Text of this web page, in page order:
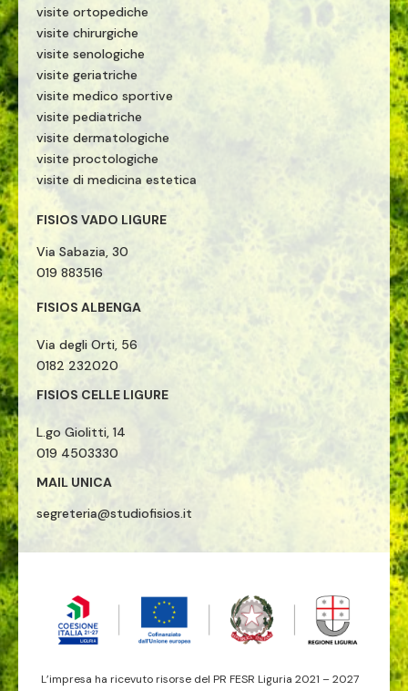
visite ortopediche
visite chirurgiche
visite senologiche
visite geriatriche
visite medico sportive
visite pediatriche
visite dermatologiche
visite proctologiche
visite di medicina estetica
FISIOS VADO LIGURE
Via Sabazia, 30
019 883516
FISIOS ALBENGA
Via degli Orti, 56
0182 232020
FISIOS CELLE LIGURE
L.go Giolitti, 14
019 4503330
MAIL UNICA
segreteria@studiofisios.it
L’impresa ha ricevuto risorse del PR FESR Liguria 2021 – 2027